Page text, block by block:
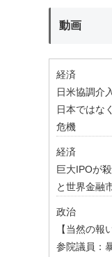
動画
経済
日米協調介
日本ではな
危機
経済
巨大IPOが
と世界金融
政治
【当然の報
参院議員：